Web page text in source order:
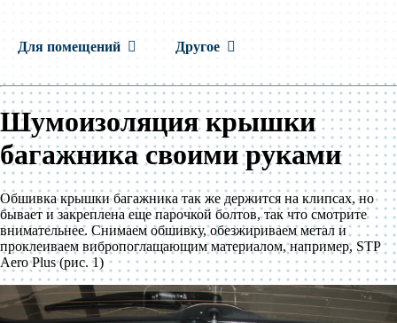
Для помещений Другое
Шумоизоляция крышки
багажника своими руками
Обшивка крышки багажника так же держится на клипсах, но
бывает и закреплена еще парочкой болтов, так что смотрите
внимательнее. Снимаем обшивку, обезжириваем метал и
проклеиваем вибропоглащающим материалом, например, STP
Aero Plus (рис. 1)